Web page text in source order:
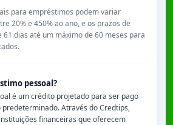
para empréstimos podem variar
20% e 450% ao ano, e os prazos de
61 dias até um máximo de 60 meses para
pessoal?
é um crédito projetado para ser pago
Através do Credtips,
financeiras que oferecem